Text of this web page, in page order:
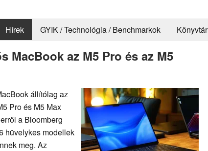
Hírek GYIK / Technológia / Benchmarkok Könyvtár
MacBook az M5 Pro és az M5
állítólag az
Pro és M5 Max
a Bloomberg
hüvelykes modellek
meg. Az